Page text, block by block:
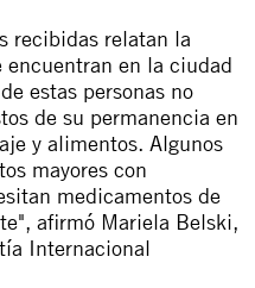
recibidas relatan la
encuentran en la ciudad
estas personas no
de su permanencia en
y alimentos. Algunos
mayores con
medicamentos de
afirmó Mariela Belski,
Internacional